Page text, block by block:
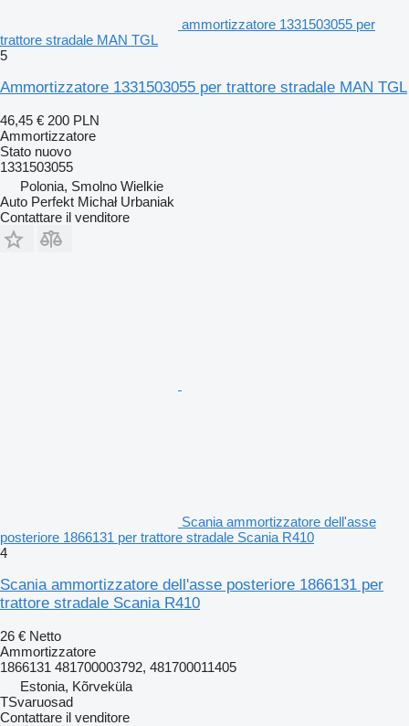
ammortizzatore 1331503055 per
trattore stradale MAN TGL
5
Ammortizzatore 1331503055 per trattore stradale MAN TGL
46,45 € 200 PLN
Ammortizzatore
Stato nuovo
1331503055
Polonia, Smolno Wielkie
Auto Perfekt Michał Urbaniak
Contattare il venditore
Scania ammortizzatore dell'asse
posteriore 1866131 per trattore stradale Scania R410
4
Scania ammortizzatore dell'asse posteriore 1866131 per
trattore stradale Scania R410
26 € Netto
Ammortizzatore
1866131 481700003792, 481700011405
Estonia, Kõrveküla
TSvaruosad
Contattare il venditore